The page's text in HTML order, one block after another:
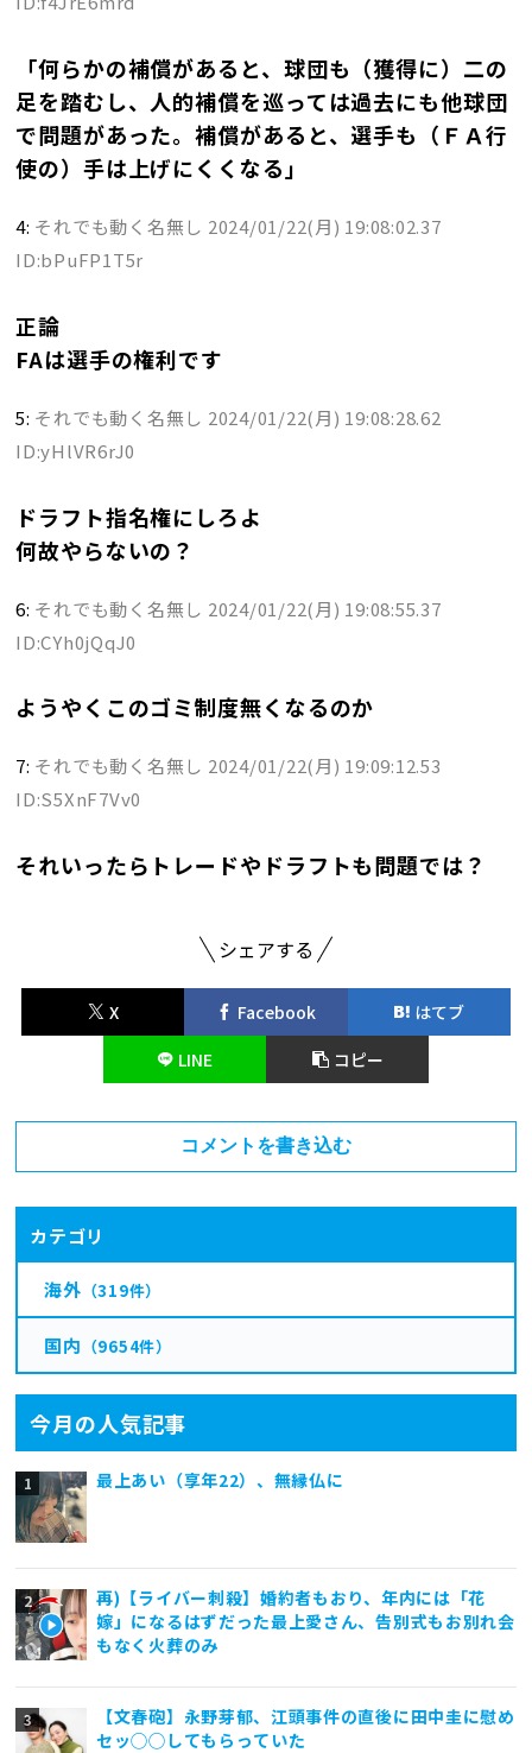
「何らかの補償があると、球団も（獲得に）二の
足を踏むし、人的補償を巡っては過去にも他球団
で問題があった。補償があると、選手も（ＦＡ行
使の）手は上げにくくなる」
4: それでも動く名無し 2024/01/22(月) 19:08:02.37
ID:bPuFP1T5r
正論
FAは選手の権利です
5: それでも動く名無し 2024/01/22(月) 19:08:28.62
ID:yHlVR6rJ0
ドラフト指名権にしろよ
何故やらないの？
6: それでも動く名無し 2024/01/22(月) 19:08:55.37
ID:CYh0jQqJ0
ようやくこのゴミ制度無くなるのか
7: それでも動く名無し 2024/01/22(月) 19:09:12.53
ID:S5XnF7Vv0
それいったらトレードやドラフトも問題では？
シェアする
X Facebook
はてブ
LINE
コピー
コメントを書き込む
カテゴリ
海外 （319件）
国内 （9654件）
今月の人気記事
最上あい（享年22）、無縁仏に
再)【ライバー刺殺】婚約者もおり、年内には「花
嫁」になるはずだった最上愛さん、告別式もお別れ会
もなく火葬のみ
【文春砲】永野芽郁、江頭事件の直後に田中圭に慰め
セッ◯◯してもらっていた